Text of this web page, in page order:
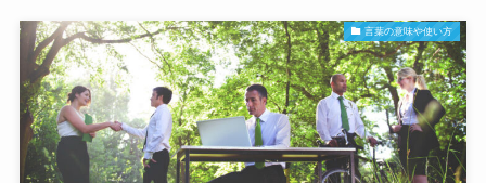
言葉の意味や使い方